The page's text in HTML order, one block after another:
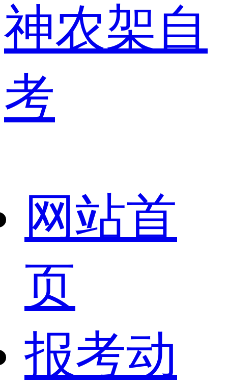
神农架自
考
网站首
页
报考动